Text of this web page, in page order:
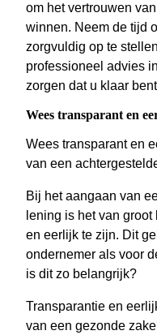
om het vertrouwen
winnen. Neem de tijd
zorgvuldig op te
professioneel advies
zorgen dat u klaar
Wees transparant en
Wees transparant en
van een
Bij het aangaan van
lening is het van
en eerlijk te zijn. Dit
ondernemer als voor
is dit zo belangrijk?
Transparantie en
van een gezonde